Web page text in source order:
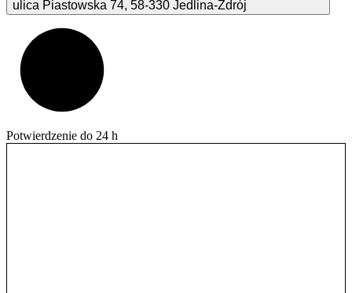
ulica Piastowska 74, 58-330 Jedlina-Zdrój
Potwierdzenie do 24 h